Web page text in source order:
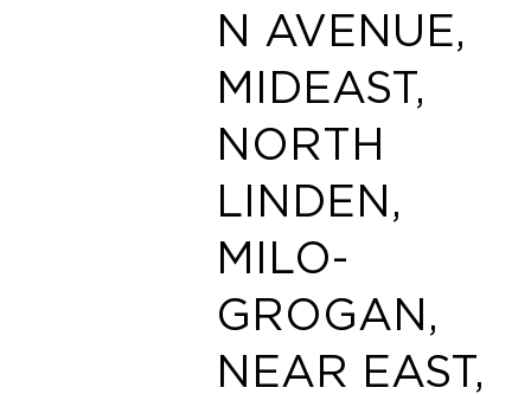
N AVENUE,
MIDEAST,
NORTH
LINDEN,
MILO-
GROGAN,
NEAR EAST,